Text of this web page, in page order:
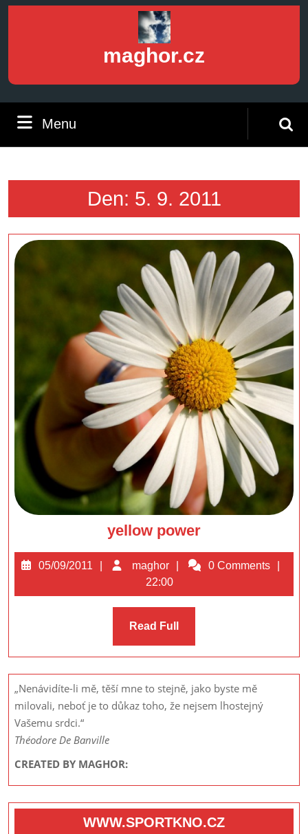
Skip
maghor.cz
Menu
Search
Den: 5. 9. 2011
yellow poweryellow
power
05/09/2011 05/09/2011
maghor maghor0 Comments
22:00
Read Full Read
„Nenávidíte-li mě, těší mne to stejně, jako byste mě
milovali, neboť je to důkaz toho, že nejsem lhostejný
Vašemu srdci.“
Théodore De Banville
CREATED BY MAGHOR:
WWW.SPORTKNO.CZ